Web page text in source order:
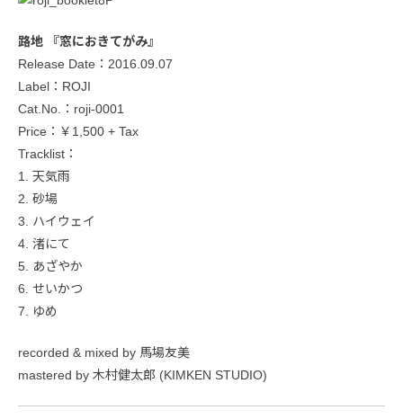
路地 『窓におきてがみ』
Release Date：2016.09.07
Label：ROJI
Cat.No.：roji-0001
Price：￥1,500 + Tax
Tracklist：
1. 天気雨
2. 砂場
3. ハイウェイ
4. 渚にて
5. あざやか
6. せいかつ
7. ゆめ
recorded & mixed by 馬場友美
mastered by 木村健太郎 (KIMKEN STUDIO)